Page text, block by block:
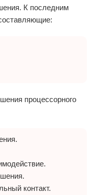
К последним
процессорного
контакт.